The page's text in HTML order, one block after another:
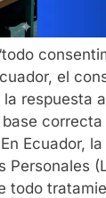
el
respuesta
Ecuador,
Personales
todo